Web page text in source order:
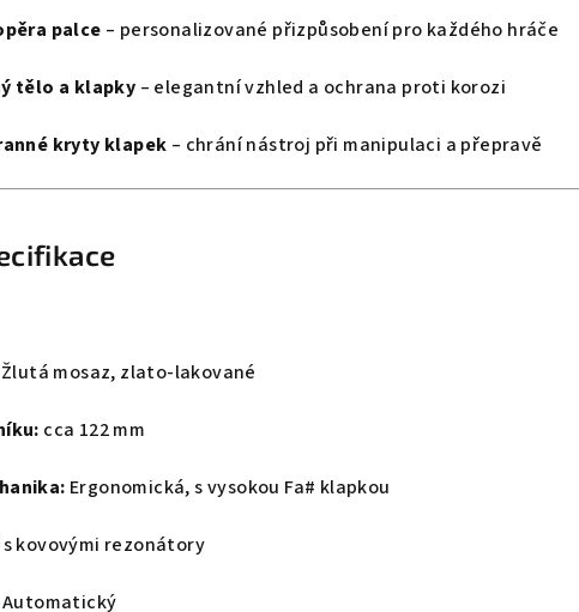
palce – personalizované přizpůsobení pro každého hráče
tělo a klapky – elegantní vzhled a ochrana proti korozi
kryty klapek – chrání nástroj při manipulaci a přepravě
Žlutá mosaz, zlato‑lakované
cca 122 mm
Ergonomická, s vysokou Fa# klapkou
s kovovými rezonátory
Automatický